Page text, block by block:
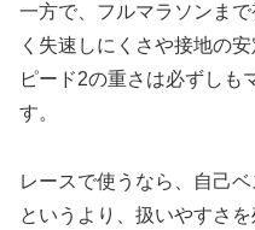
一方で、フルマラソンま
く失速しにくさや接地の
ピード2の重さは必ずしも
す。
レースで使うなら、自己
というより、扱いやすさ